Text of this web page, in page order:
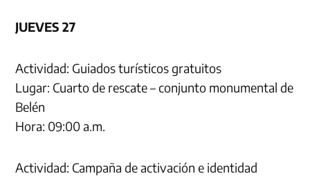
JUEVES 27
Actividad: Guiados turísticos gratuitos
Lugar: Cuarto de rescate – conjunto monumental de
Belén
Hora: 09:00 a.m.
Actividad: Campaña de activación e identidad